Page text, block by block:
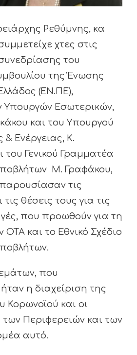
Ρεθύμνης, κα
χτες στις
του
της Ένωσης
(ΕΝ.ΠΕ),
Υπουργών Εσωτερικών,
και του Υπουργού
& Ενέργειας, Κ.
του Γενικού Γραμματέα
Μ. Γραφάκου,
τις
θέσεις τους για τις
που προωθούν για τη
ΟΤΑ και το Εθνικό Σχέδιο
που
η διαχείριση της
Κορωνοϊού και οι
Περιφερειών και των
αυτό.